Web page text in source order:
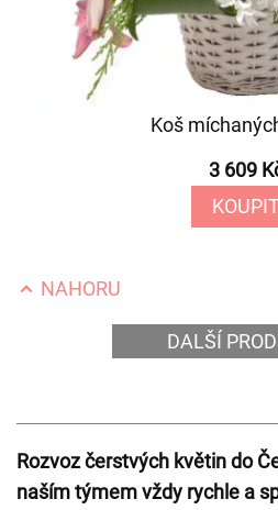
Koš
3 609
NAHORU
DALŠÍ
Rozvoz čerstvých květin do
naším týmem vždy rychle a